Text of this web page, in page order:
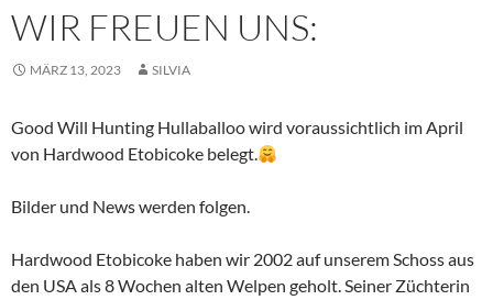
WIR FREUEN UNS:
MÄRZ 13, 2023 SILVIA
Good Will Hunting Hullaballoo wird voraussichtlich im April
von Hardwood Etobicoke belegt.
Bilder und News werden folgen.
Hardwood Etobicoke haben wir 2002 auf unserem Schoss aus
den USA als 8 Wochen alten Welpen geholt. Seiner Züchterin